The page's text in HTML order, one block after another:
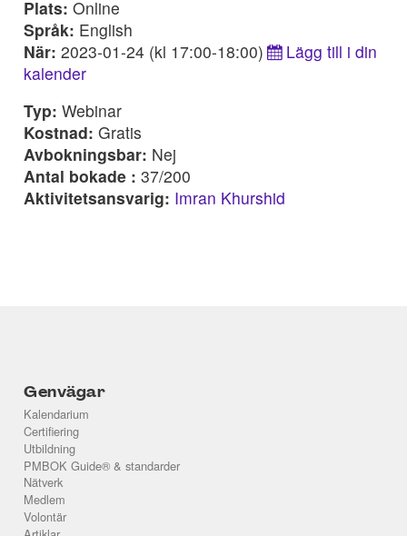
Plats: Online
Språk: English
När: 2023-01-24 (kl 17:00-18:00)
Lägg till i din
kalender
Typ: Webinar
Kostnad: Gratis
Avbokningsbar: Nej
Antal bokade : 37/200
Aktivitetsansvarig: Imran Khurshid
Genvägar
Kalendarium
Certifiering
Utbildning
PMBOK Guide® & standarder
Nätverk
Medlem
Volontär